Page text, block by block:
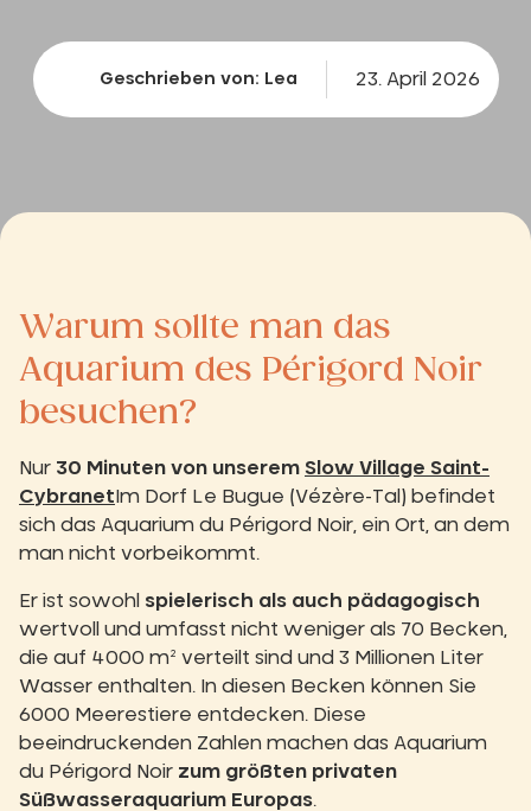
Geschrieben von: Lea 23. April 2026
Warum sollte man das
Aquarium des Périgord Noir
besuchen?
Nur 30 Minuten von unserem Slow Village Saint-
Cybranet Im Dorf Le Bugue (Vézère-Tal) befindet
sich das Aquarium du Périgord Noir, ein Ort, an dem
man nicht vorbeikommt.
Er ist sowohl spielerisch als auch pädagogisch
wertvoll und umfasst nicht weniger als 70 Becken,
die auf 4000 m² verteilt sind und 3 Millionen Liter
Wasser enthalten. In diesen Becken können Sie
6000 Meerestiere entdecken. Diese
beeindruckenden Zahlen machen das Aquarium
du Périgord Noir zum größten privaten
Süßwasseraquarium Europas.